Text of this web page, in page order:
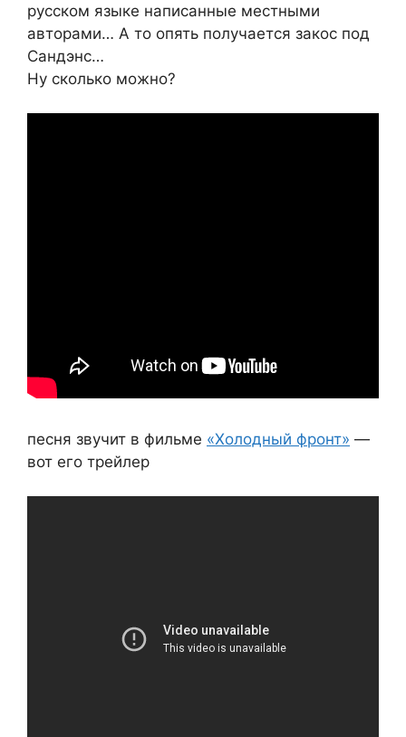
русском языке написанные местными
авторами… А то опять получается закос под
Сандэнс…
Ну сколько можно?
песня звучит в фильме «Холодный фронт» —
вот его трейлер